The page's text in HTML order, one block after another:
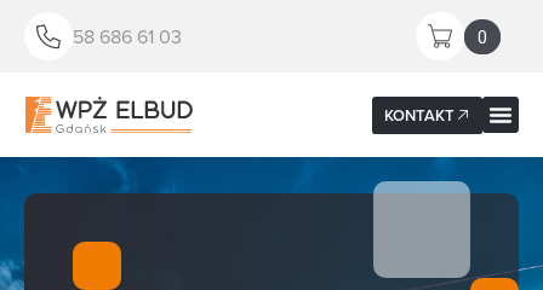
58 686 61 03 0
KONTAKT